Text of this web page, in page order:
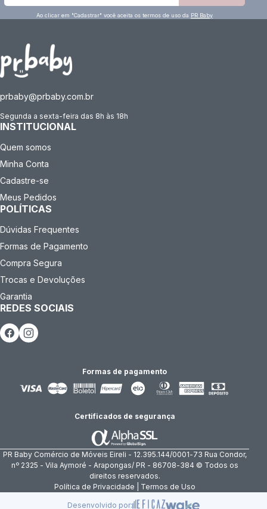
Ao clicar em "Cadastrar" você aceita os termos de uso da PR Baby
prbaby@prbaby.com.br
Segunda a sexta-feira das 8h às 18h
INSTITUCIONAL
Quem somos
Minha Conta
Cadastre-se
Meus Pedidos
POLÍTICAS
Dúvidas Frequentes
Formas de Pagamento
Compra Segura
Trocas e Devoluções
Garantia
REDES SOCIAIS
Formas de pagamento
Certificados de segurança
PR Baby Comércio de Móveis Eireli - 12.395.144/0001-73 Rua Condor,
nº 2325 - Vila Aymoré - Arapongas/ PR - 86708-384 © Todos os
direitos reservados.
Política de Privacidade | Termos de Uso
Desenvolvido por: